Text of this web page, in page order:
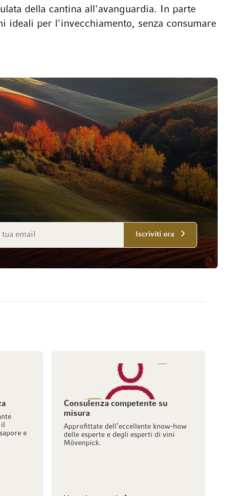
della cantina all'avanguardia. In parte
per l'invecchiamento, senza consumare
Iscriviti ora
e
Consulenza competente su
misura
Approfittate dell’eccellente know-how
delle esperte e degli esperti di vini
Mövenpick.